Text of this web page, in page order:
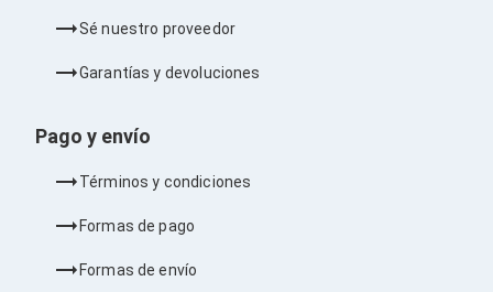
Adaptadores Video
Divisores de Video
Extensores y Receptores de Vídeo
Adaptadores Video DVI
Adaptadores Video VGA / HD15
Repetidores USB
Adaptadores Audio
Adaptadores Audio AUX
Adaptadores Audio USB
Dispositivos de Entrada
Sé nuestro proveedor
Garantías y devoluciones
Pago y envío
Términos y condiciones
Formas de pago
Formas de envío